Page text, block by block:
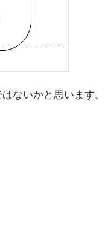
ないかと思います。